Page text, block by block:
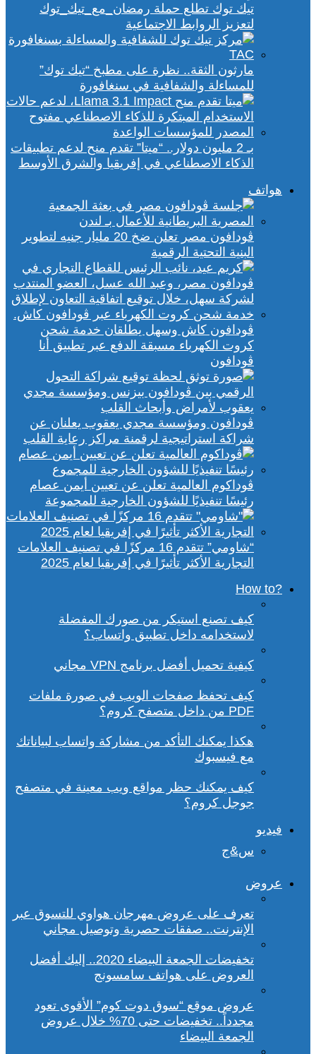
تيك توك تطلع حملة رمضان_مع_تيك_توك
لتعزيز الروابط الاجتماعية
مارثون الثقة.. نظرة على مطبخ “تيك توك”
للمساءلة والشفافية في سنغافورة
بـ 2 مليون دولار.. “ميتا” تقدم منح لدعم تطبيقات
الذكاء الاصطناعي في إفريقيا والشرق الأوسط
هواتف
ڤودافون مصر تعلن ضخ 20 مليار جنيه لتطوير
البنية التحتية الرقمية
ڤودافون كاش وسهل يطلقان خدمة شحن
كروت الكهرباء مسبقة الدفع عبر تطبيق أنا
ڤودافون
ڤودافون ومؤسسة مجدي يعقوب يعلنان عن
شراكة استراتيجية لرقمنة مراكز رعاية القلب
ڤوداكوم العالمية تعلن عن تعيين أيمن عصام
رئيسًا تنفيذيًا للشؤون الخارجية للمجموعة
“شاومي” تتقدم 16 مركزًا في تصنيف العلامات
التجارية الأكثر تأثيرًا في إفريقيا لعام 2025
?How to
كيف تصنع استيكر من صورك المفضلة
لاستخدامه داخل تطبيق واتساب؟
كيفية تحميل أفضل برنامج VPN مجاني
كيف تحفظ صفحات الويب في صورة ملفات
PDF من داخل متصفح كروم؟
هكذا يمكنك التأكد من مشاركة واتساب لبياناتك
مع فيسبوك
كيف يمكنك حظر مواقع ويب معينة في متصفح
جوجل كروم؟
فيديو
س&ج
عروض
تعرف على عروض مهرجان هواوي للتسوق عبر
الإنترنت.. صفقات حصرية وتوصيل مجاني
تخفيضات الجمعة البيضاء 2020.. إليك أفضل
العروض على هواتف سامسونج
عروض موقع “سوق دوت كوم” الأقوى تعود
مجدداً.. تخفيضات حتى 70% خلال عروض
الجمعة البيضاء